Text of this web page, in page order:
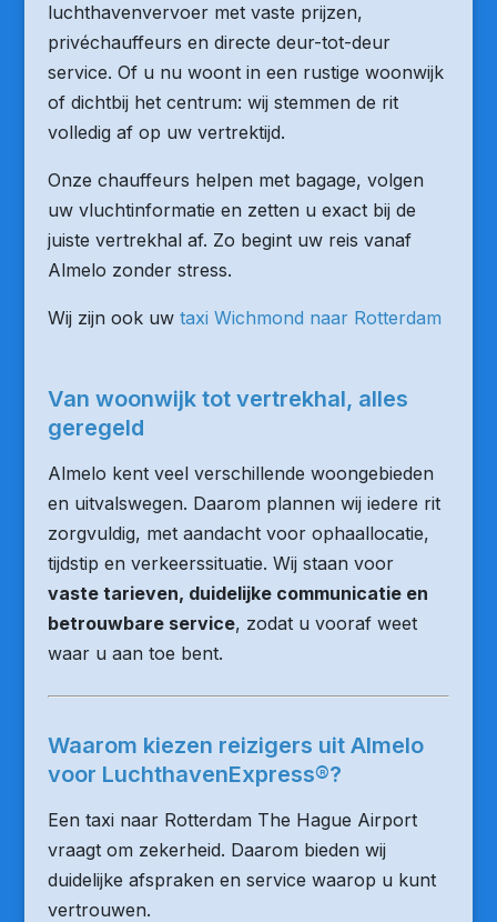
luchthavenvervoer met vaste prijzen,
privéchauffeurs en directe deur-tot-deur
service. Of u nu woont in een rustige woonwijk
of dichtbij het centrum: wij stemmen de rit
volledig af op uw vertrektijd.
Onze chauffeurs helpen met bagage, volgen
uw vluchtinformatie en zetten u exact bij de
juiste vertrekhal af. Zo begint uw reis vanaf
Almelo zonder stress.
Wij zijn ook uw taxi Wichmond naar Rotterdam
Van woonwijk tot vertrekhal, alles
geregeld
Almelo kent veel verschillende woongebieden
en uitvalswegen. Daarom plannen wij iedere rit
zorgvuldig, met aandacht voor ophaallocatie,
tijdstip en verkeerssituatie. Wij staan voor
vaste tarieven, duidelijke communicatie en
betrouwbare service, zodat u vooraf weet
waar u aan toe bent.
Waarom kiezen reizigers uit Almelo
voor LuchthavenExpress®?
Een taxi naar Rotterdam The Hague Airport
vraagt om zekerheid. Daarom bieden wij
duidelijke afspraken en service waarop u kunt
vertrouwen.